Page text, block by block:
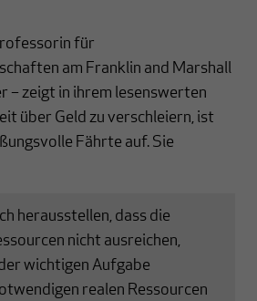
für
am Franklin and Marshall
– zeigt in ihrem lesenswerten
über Geld zu verschleiern, ist
Fährte auf. Sie
herausstellen, dass die
nicht ausreichen,
wichtigen Aufgabe
realen Ressourcen